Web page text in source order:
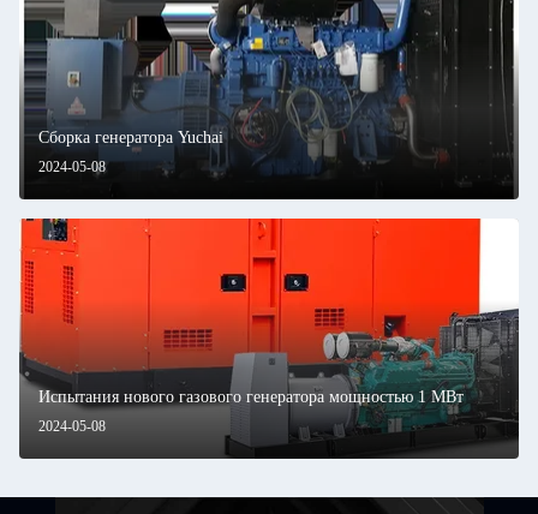
2024-05-08
Сборка генератора Yuchai
2024-05-08
Испытания нового газового генератора мощностью 1 МВт